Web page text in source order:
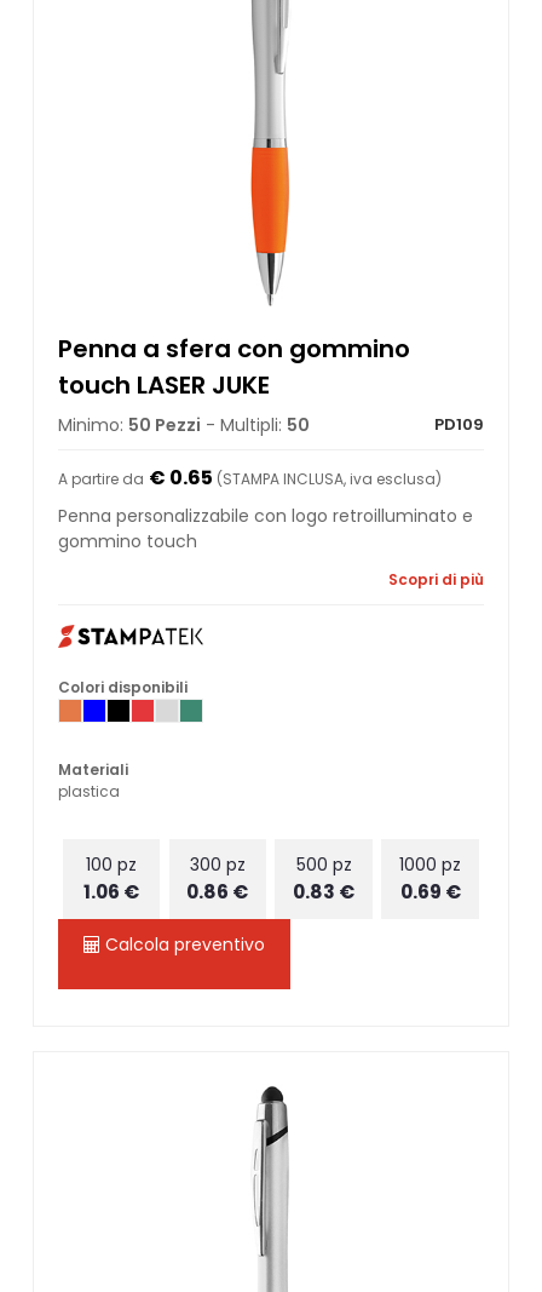
Penna a sfera con gommino
touch LASER JUKE
Minimo: 50 Pezzi - Multipli: 50 PD109
A partire da € 0.65 (STAMPA INCLUSA, iva esclusa)
Penna personalizzabile con logo retroilluminato e
gommino touch
Scopri di più
Colori disponibili
Materiali
plastica
100 pz
1.06 €
300 pz
0.86 €
500 pz
0.83 €
1000 pz
0.69 €
Calcola preventivo